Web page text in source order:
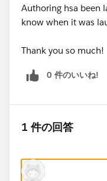
Authoring hsa been
know when it was
Thank you so much!
0 件のいいね!
1 件の回答